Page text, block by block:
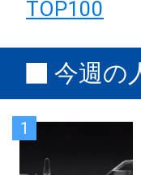
TOP100
今週の
1